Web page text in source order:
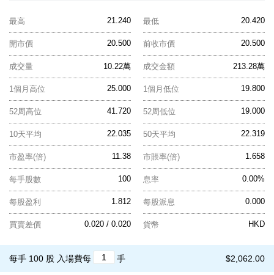
21.240
最高 20.420
最低
20.500
開市價 20.500
前收市價
10.22萬
成交量 213.28萬
成交金額
25.000
1個月高位 19.800
1個月低位
41.720
52周高位 19.000
52周低位
22.035
10天平均 22.319
50天平均
11.38
市盈率(倍) 1.658
市賬率(倍)
100
每手股數 0.00%
息率
1.812
每股盈利 0.000
每股派息
0.020 / 0.020
買賣差價 HKD
貨幣
$2,062.00
每手 100 股 入場費每 手